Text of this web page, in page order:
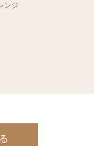
ンジ